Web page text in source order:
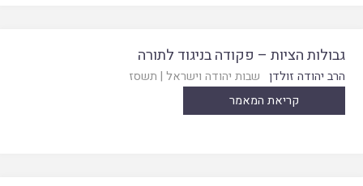
גבולות הציות – פקודה בניגוד לתורה
הרב יהודה זולדן שבות יהודה וישראל | תשסז
קריאת המאמר